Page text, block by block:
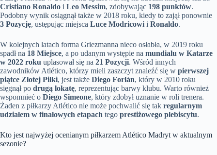
Cristiano Ronaldo i Leo Messim, zdobywając 198 punktów.
Podobny wynik osiągnął także w 2018 roku, kiedy to zajął ponownie
3 Pozycję, ustępując miejsca Luce Modricowi i Ronaldo.
W kolejnych latach forma Griezmanna nieco osłabła, w 2019 roku
spadł na 18 Miejsce, a po udanym występie na mundialu w Katarze
w 2022 roku uplasował się na 21 Pozycji. Wśród innych
zawodników Atlético, którzy mieli zaszczyt znaleźć się w pierwszej
piątce Złotej Piłki, jest także Diego Forlán, który w 2010 roku
sięgnął po drugą lokatę, reprezentując barwy klubu. Warto również
wspomnieć o Diego Simeone, który zdobył uznanie w roli trenera.
Żaden z piłkarzy Atlético nie może pochwalić się tak regularnym
udziałem w finałowych etapach tego prestiżowego plebiscytu.
Kto jest najwyżej ocenianym piłkarzem Atlético Madryt w aktualnym
sezonie?